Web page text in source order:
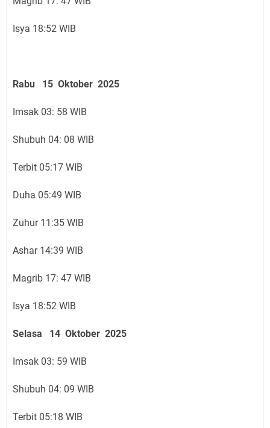
Isya 18:52 WIB
Rabu 15 Oktober 2025
Imsak 03: 58 WIB
Shubuh 04: 08 WIB
Terbit 05:17 WIB
Duha 05:49 WIB
Zuhur 11:35 WIB
Ashar 14:39 WIB
Magrib 17: 47 WIB
Isya 18:52 WIB
Selasa 14 Oktober 2025
Imsak 03: 59 WIB
Shubuh 04: 09 WIB
Terbit 05:18 WIB